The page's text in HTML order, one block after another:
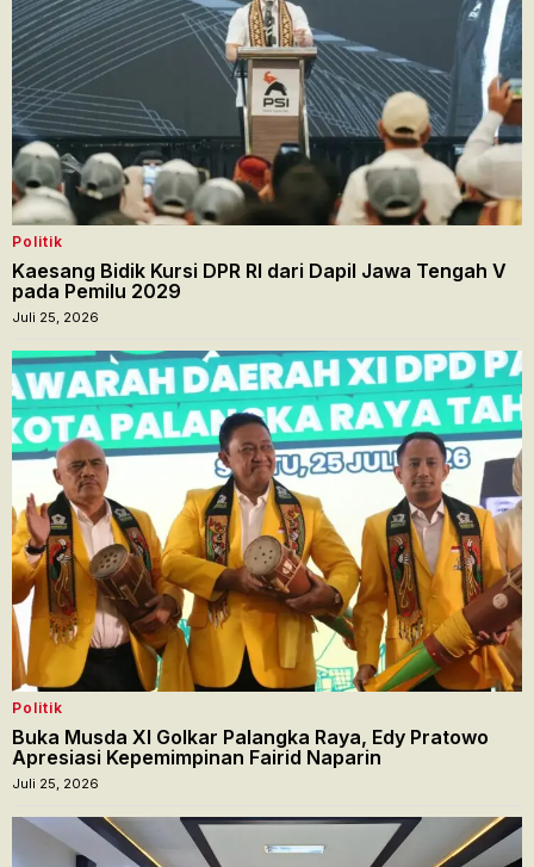
Politik
Kaesang Bidik Kursi DPR RI dari Dapil Jawa Tengah V
pada Pemilu 2029
Juli 25, 2026
Politik
Buka Musda XI Golkar Palangka Raya, Edy Pratowo
Apresiasi Kepemimpinan Fairid Naparin
Juli 25, 2026